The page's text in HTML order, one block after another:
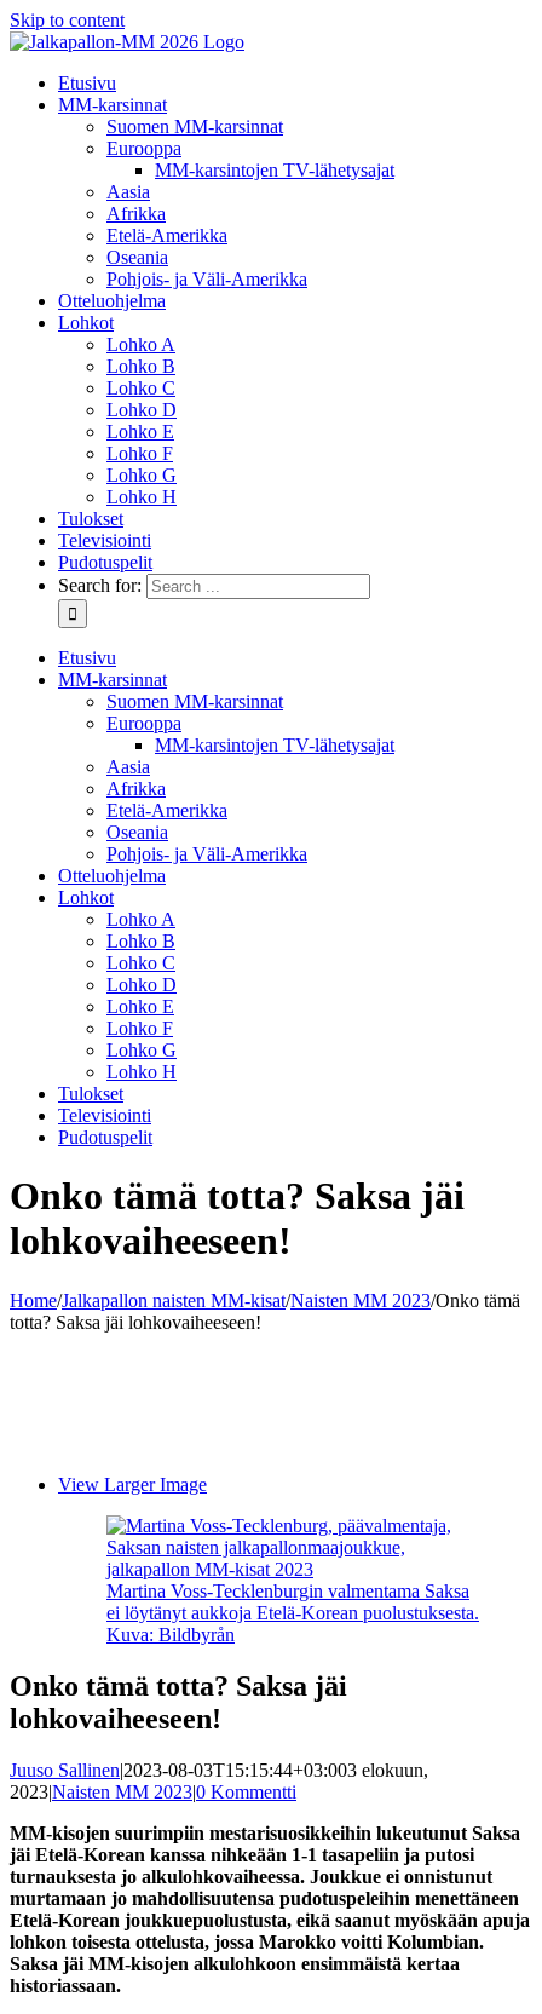
Skip to content
Etusivu
MM-karsinnat
Suomen MM-karsinnat
Eurooppa
MM-karsintojen TV-lähetysajat
Aasia
Afrikka
Etelä-Amerikka
Oseania
Pohjois- ja Väli-Amerikka
Otteluohjelma
Lohkot
Lohko A
Lohko B
Lohko C
Lohko D
Lohko E
Lohko F
Lohko G
Lohko H
Tulokset
Televisiointi
Pudotuspelit
Search for:
Etusivu
MM-karsinnat
Suomen MM-karsinnat
Eurooppa
MM-karsintojen TV-lähetysajat
Aasia
Afrikka
Etelä-Amerikka
Oseania
Pohjois- ja Väli-Amerikka
Otteluohjelma
Lohkot
Lohko A
Lohko B
Lohko C
Lohko D
Lohko E
Lohko F
Lohko G
Lohko H
Tulokset
Televisiointi
Pudotuspelit
Onko tämä totta? Saksa jäi
lohkovaiheeseen!
Home/Jalkapallon naisten MM-kisat/Naisten MM 2023/Onko tämä
totta? Saksa jäi lohkovaiheeseen!
View Larger Image
Martina Voss-Tecklenburgin valmentama Saksa
ei löytänyt aukkoja Etelä-Korean puolustuksesta.
Kuva: Bildbyrån
Onko tämä totta? Saksa jäi
lohkovaiheeseen!
Juuso Sallinen|2023-08-03T15:15:44+03:003 elokuun,
2023|Naisten MM 2023|0 Kommentti
MM-kisojen suurimpiin mestarisuosikkeihin lukeutunut Saksa
jäi Etelä-Korean kanssa nihkeään 1-1 tasapeliin ja putosi
turnauksesta jo alkulohkovaiheessa. Joukkue ei onnistunut
murtamaan jo mahdollisuutensa pudotuspeleihin menettäneen
Etelä-Korean joukkuepuolustusta, eikä saanut myöskään apuja
lohkon toisesta ottelusta, jossa Marokko voitti Kolumbian.
Saksa jäi MM-kisojen alkulohkoon ensimmäistä kertaa
historiassaan.